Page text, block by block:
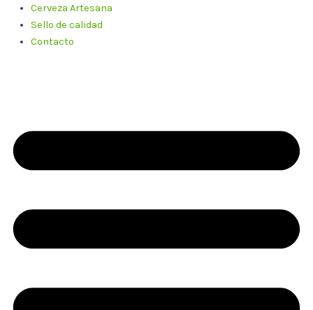
Cerveza Artesana
Sello de calidad
Contacto